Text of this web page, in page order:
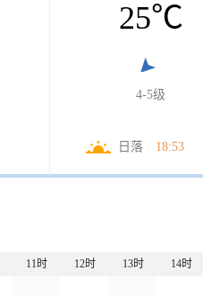
25℃
4-5级
日落 18:53
11时 12时 13时 14时